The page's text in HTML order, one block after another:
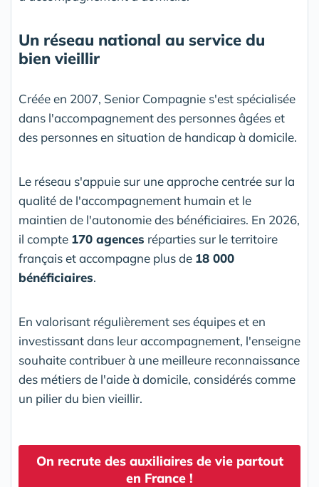
Un réseau national au service du
bien vieillir
Créée en 2007, Senior Compagnie s'est spécialisée
dans l'accompagnement des personnes âgées et
des personnes en situation de handicap à domicile.
Le réseau s'appuie sur une approche centrée sur la
qualité de l'accompagnement humain et le
maintien de l'autonomie des bénéficiaires. En 2026,
il compte 170 agences réparties sur le territoire
français et accompagne plus de 18 000
bénéficiaires.
En valorisant régulièrement ses équipes et en
investissant dans leur accompagnement, l'enseigne
souhaite contribuer à une meilleure reconnaissance
des métiers de l'aide à domicile, considérés comme
un pilier du bien vieillir.
On recrute des auxiliaires de vie partout
en France !